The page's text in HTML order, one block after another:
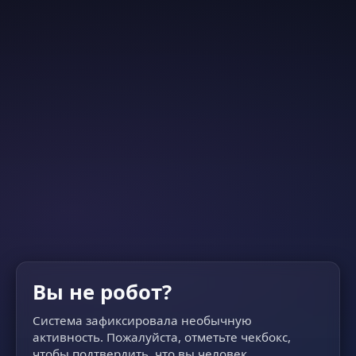
Вы не робот?
Система зафиксировала необычную
активность. Пожалуйста, отметьте чекбокс,